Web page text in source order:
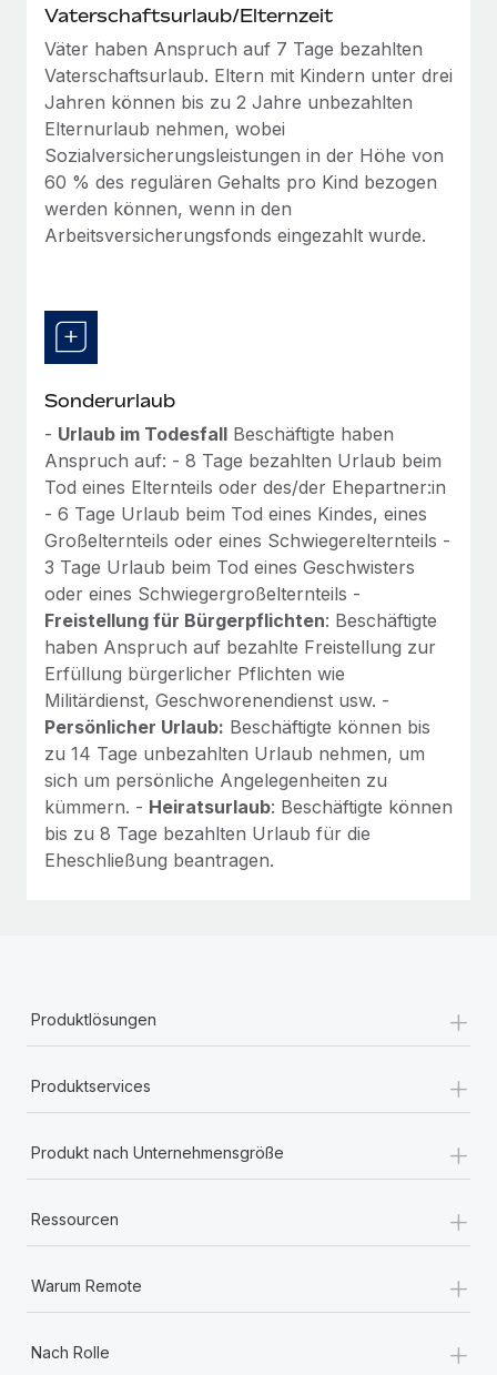
Vaterschaftsurlaub/Elternzeit
Väter haben Anspruch auf 7 Tage bezahlten
Vaterschaftsurlaub. Eltern mit Kindern unter drei
Jahren können bis zu 2 Jahre unbezahlten
Elternurlaub nehmen, wobei
Sozialversicherungsleistungen in der Höhe von
60 % des regulären Gehalts pro Kind bezogen
werden können, wenn in den
Arbeitsversicherungsfonds eingezahlt wurde.
Sonderurlaub
- Urlaub im Todesfall Beschäftigte haben
Anspruch auf: - 8 Tage bezahlten Urlaub beim
Tod eines Elternteils oder des/der Ehepartner:in
- 6 Tage Urlaub beim Tod eines Kindes, eines
Großelternteils oder eines Schwiegerelternteils -
3 Tage Urlaub beim Tod eines Geschwisters
oder eines Schwiegergroßelternteils -
Freistellung für Bürgerpflichten: Beschäftigte
haben Anspruch auf bezahlte Freistellung zur
Erfüllung bürgerlicher Pflichten wie
Militärdienst, Geschworenendienst usw. -
Persönlicher Urlaub: Beschäftigte können bis
zu 14 Tage unbezahlten Urlaub nehmen, um
sich um persönliche Angelegenheiten zu
kümmern. - Heiratsurlaub: Beschäftigte können
bis zu 8 Tage bezahlten Urlaub für die
Eheschließung beantragen.
Produktlösungen +
Produktservices +
Produkt nach Unternehmensgröße +
Ressourcen +
Warum Remote +
Nach Rolle +